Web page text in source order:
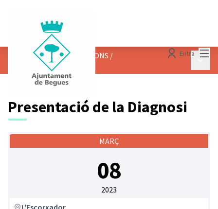
Entra
TROBADES I PRESENTACIONS /
Presentació de la Diagnosi
Presentació de la Diagnosi
MARÇ
08
2023
L'Escorxador